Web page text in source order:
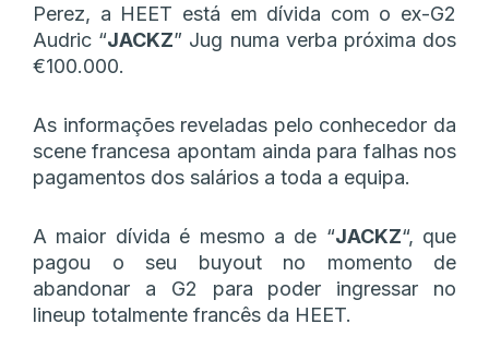
Perez, a HEET está em dívida com o ex-G2
Audric “JACKZ” Jug numa verba próxima dos
€100.000.
As informações reveladas pelo conhecedor da
scene francesa apontam ainda para falhas nos
pagamentos dos salários a toda a equipa.
A maior dívida é mesmo a de “JACKZ“, que
pagou o seu buyout no momento de
abandonar a G2 para poder ingressar no
lineup totalmente francês da HEET.